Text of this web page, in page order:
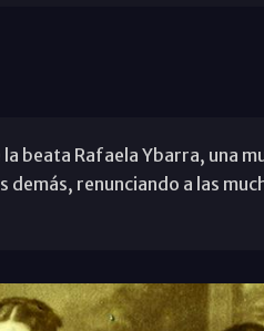
beata Rafaela Ybarra, una
renunciando a las